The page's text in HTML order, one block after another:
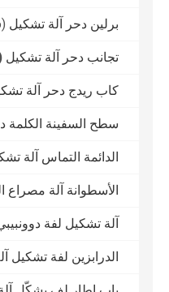
برلين دحر آلة تشكيل (76)
تجانب دحر آلة تشكيل
كاب ريدج دحر آلة
سطح السفينة الكلمة
الدائمة التماس آلة
الأسطوانة آلة مصراع
آلة تشكيل لفة
الدرابزين لفة تشكيل